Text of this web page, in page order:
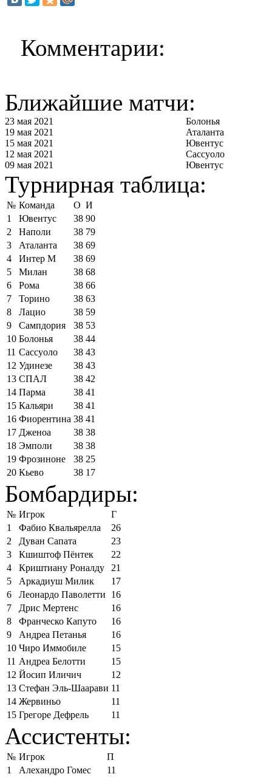
Комментарии:
Ближайшие матчи:
23 мая 2021
Болонья
19 мая 2021
Аталанта
15 мая 2021
Ювентус
12 мая 2021
Сассуоло
09 мая 2021
Ювентус
Турнирная таблица:
№ Команда О И
1
Ювентус 38 90
2
Наполи 38 79
3
Аталанта 38 69
4
Интер М 38 69
5
Милан 38 68
6
Рома 38 66
7
Торино 38 63
8
Лацио 38 59
9
Сампдория 38 53
10 Болонья 38 44
11 Сассуоло 38 43
12 Удинезе 38 43
13 СПАЛ 38 42
14 Парма 38 41
15 Кальяри 38 41
16 Фиорентина 38 41
17 Дженоа 38 38
18 Эмполи 38 38
19 Фрозиноне 38 25
20 Кьево 38 17
Бомбардиры:
№ Игрок
Г
1
Фабио Квальярелла
26
2
Дуван Сапата
23
3
Кшиштоф Пёнтек
22
4
Криштиану Роналду
21
5
Аркадиуш Милик
17
6
Леонардо Паволетти
16
7
Дрис Мертенс
16
8
Франческо Капуто
16
9
Андреа Петанья
16
10 Чиро Иммобиле
15
11 Андреа Белотти
15
12 Йосип Иличич
12
13 Стефан Эль-Шаарави 11
14 Жервиньо
11
15 Грегоре Дефрель 11
Ассистенты:
№ Игрок
П
1
Алехандро Гомес
11